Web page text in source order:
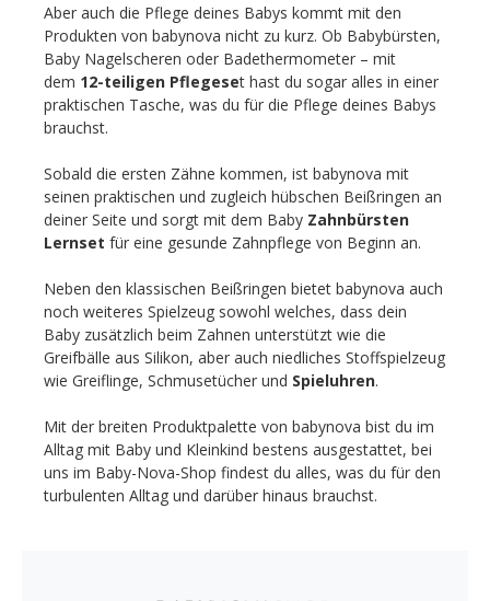
Aber auch die Pflege deines Babys kommt mit den
Produkten von babynova nicht zu kurz. Ob Babybürsten,
Baby Nagelscheren oder Badethermometer – mit
dem 12-teiligen Pflegeset hast du sogar alles in einer
praktischen Tasche, was du für die Pflege deines Babys
brauchst.
Sobald die ersten Zähne kommen, ist babynova mit
seinen praktischen und zugleich hübschen Beißringen an
deiner Seite und sorgt mit dem Baby Zahnbürsten
Lernset für eine gesunde Zahnpflege von Beginn an.
Neben den klassischen Beißringen bietet babynova auch
noch weiteres Spielzeug sowohl welches, dass dein
Baby zusätzlich beim Zahnen unterstützt wie die
Greifbälle aus Silikon, aber auch niedliches Stoffspielzeug
wie Greiflinge, Schmusetücher und Spieluhren.
Mit der breiten Produktpalette von babynova bist du im
Alltag mit Baby und Kleinkind bestens ausgestattet, bei
uns im Baby-Nova-Shop findest du alles, was du für den
turbulenten Alltag und darüber hinaus brauchst.